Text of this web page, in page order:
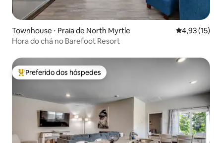
Townhouse ⋅ Praia de North Myrtle 4,93 de uma
4,93 (15)
Hora do chá no Barefoot Resort
Entre os melhores preferidos dos hóspedes
Preferido dos hóspedes